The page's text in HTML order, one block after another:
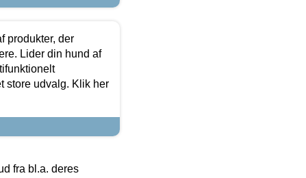
produkter, der
Lider din hund af
store udvalg. Klik her
fra bl.a. deres